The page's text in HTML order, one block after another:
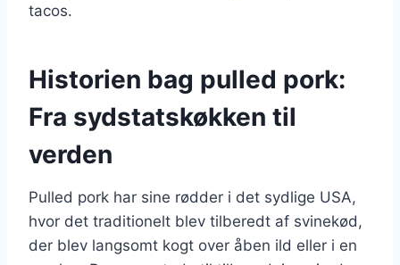
tacos.
Historien bag pulled pork:
Fra sydstatskøkken til
verden
Pulled pork har sine rødder i det sydlige USA,
hvor det traditionelt blev tilberedt af svinekød,
der blev langsomt kogt over åben ild eller i en